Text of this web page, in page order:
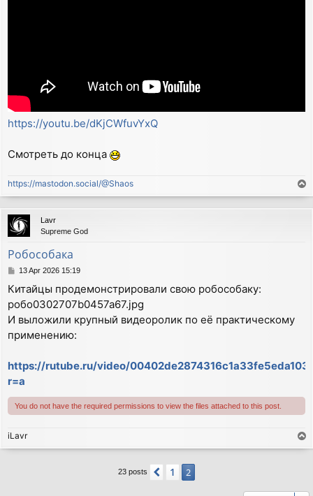
https://youtu.be/dKjCWfuvYxQ
Смотреть до конца
https://mastodon.social/@Shaos
o
p
Lavr
Supreme God
Робособака
P
s
t
13 Apr 2026 15:19
Китайцы продемонстрировали свою робособаку:
робо0302707b0457a67.jpg
И выложили крупный видеоролик по её практическому
применению:
https://rutube.ru/video/
r=a
You do not have the required permissions to view the files attached to this post.
iLavr
o
23 posts Previous
1 2